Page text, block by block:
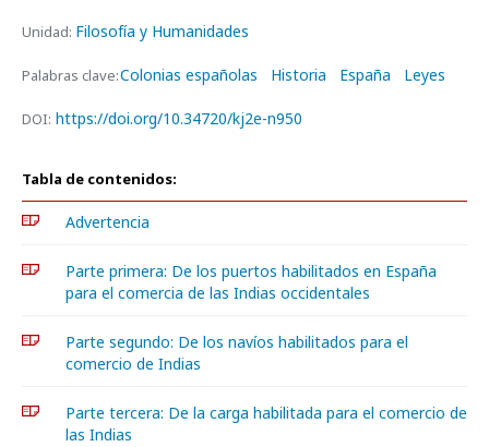
Unidad: Filosofía y Humanidades
Palabras clave:Colonias españolas Historia España Leyes
DOI: https://doi.org/10.34720/kj2e-n950
Tabla de contenidos:
Advertencia
Parte primera: De los puertos habilitados en España
para el comercia de las Indias occidentales
Parte segundo: De los navíos habilitados para el
comercio de Indias
Parte tercera: De la carga habilitada para el comercio de
las Indias